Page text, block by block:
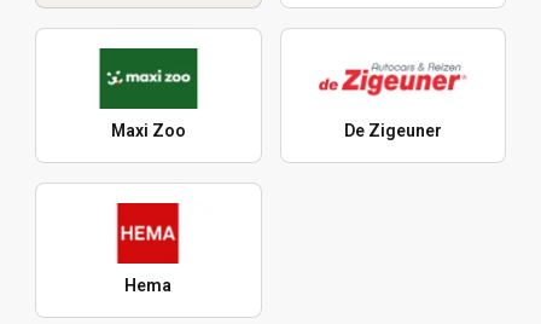
Maxi Zoo De Zigeuner
Hema